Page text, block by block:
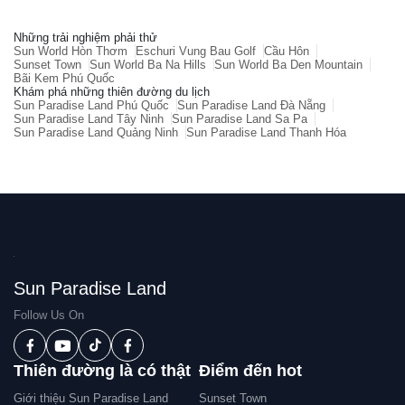
Những trải nghiệm phải thử
Sun World Hòn Thơm
Eschuri Vung Bau Golf Cầu Hôn
Sunset Town Sun World Ba Na Hills
Sun World Ba Den Mountain
Bãi Kem Phú Quốc
Khám phá những thiên đường du lịch
Sun Paradise Land Phú Quốc
Sun Paradise Land Đà Nẵng
Sun Paradise Land Tây Ninh Sun Paradise Land Sa Pa
Sun Paradise Land Quảng Ninh Sun Paradise Land Thanh Hóa
Sun Paradise Land
Follow Us On
Thiên đường là có thật
Giới thiệu Sun Paradise Land
Điểm đến hot
Sunset Town